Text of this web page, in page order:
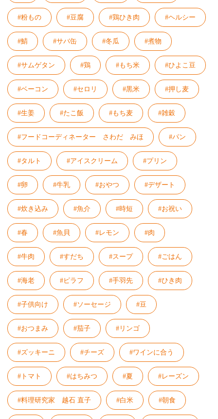
#粉もの #豆腐 #鶏ひき肉 #ヘルシー
#鯖 #サバ缶 #冬瓜 #煮物
#サムゲタン #鶏 #もち米 #ひよこ豆
#ベーコン #セロリ #黒米 #押し麦
#生姜 #たこ飯 #もち麦 #雑穀
#フードコーディネーター さわだ みほ #パン
#タルト #アイスクリーム #プリン
#卵 #牛乳 #おやつ #デザート
#炊き込み #魚介 #時短 #お祝い
#春 #魚貝 #レモン #肉
#牛肉 #すだち #スープ #ごはん
#海老 #ピラフ #手羽先 #ひき肉
#子供向け #ソーセージ #豆
#おつまみ #茄子 #リンゴ
#ズッキーニ #チーズ #ワインに合う
#トマト #はちみつ #夏 #レーズン
#料理研究家 越石 直子 #白米 #朝食